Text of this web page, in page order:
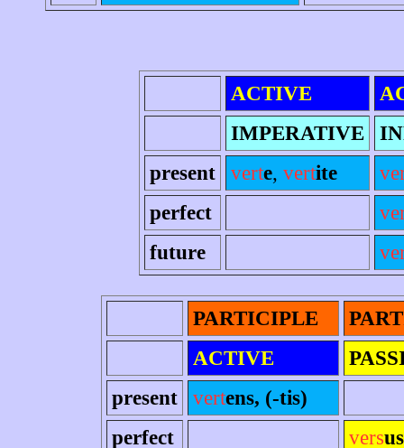
ACTIVE
IMPERATIVE
present
verte, vertite
perfect
future
PARTICIPLE
ACTIVE
present
vertens, (-tis)
perfect
vers